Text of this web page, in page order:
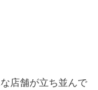
店舗が立ち並んで